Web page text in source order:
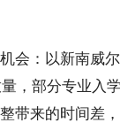
会：以新南威
，部分专业入
带来的时间差